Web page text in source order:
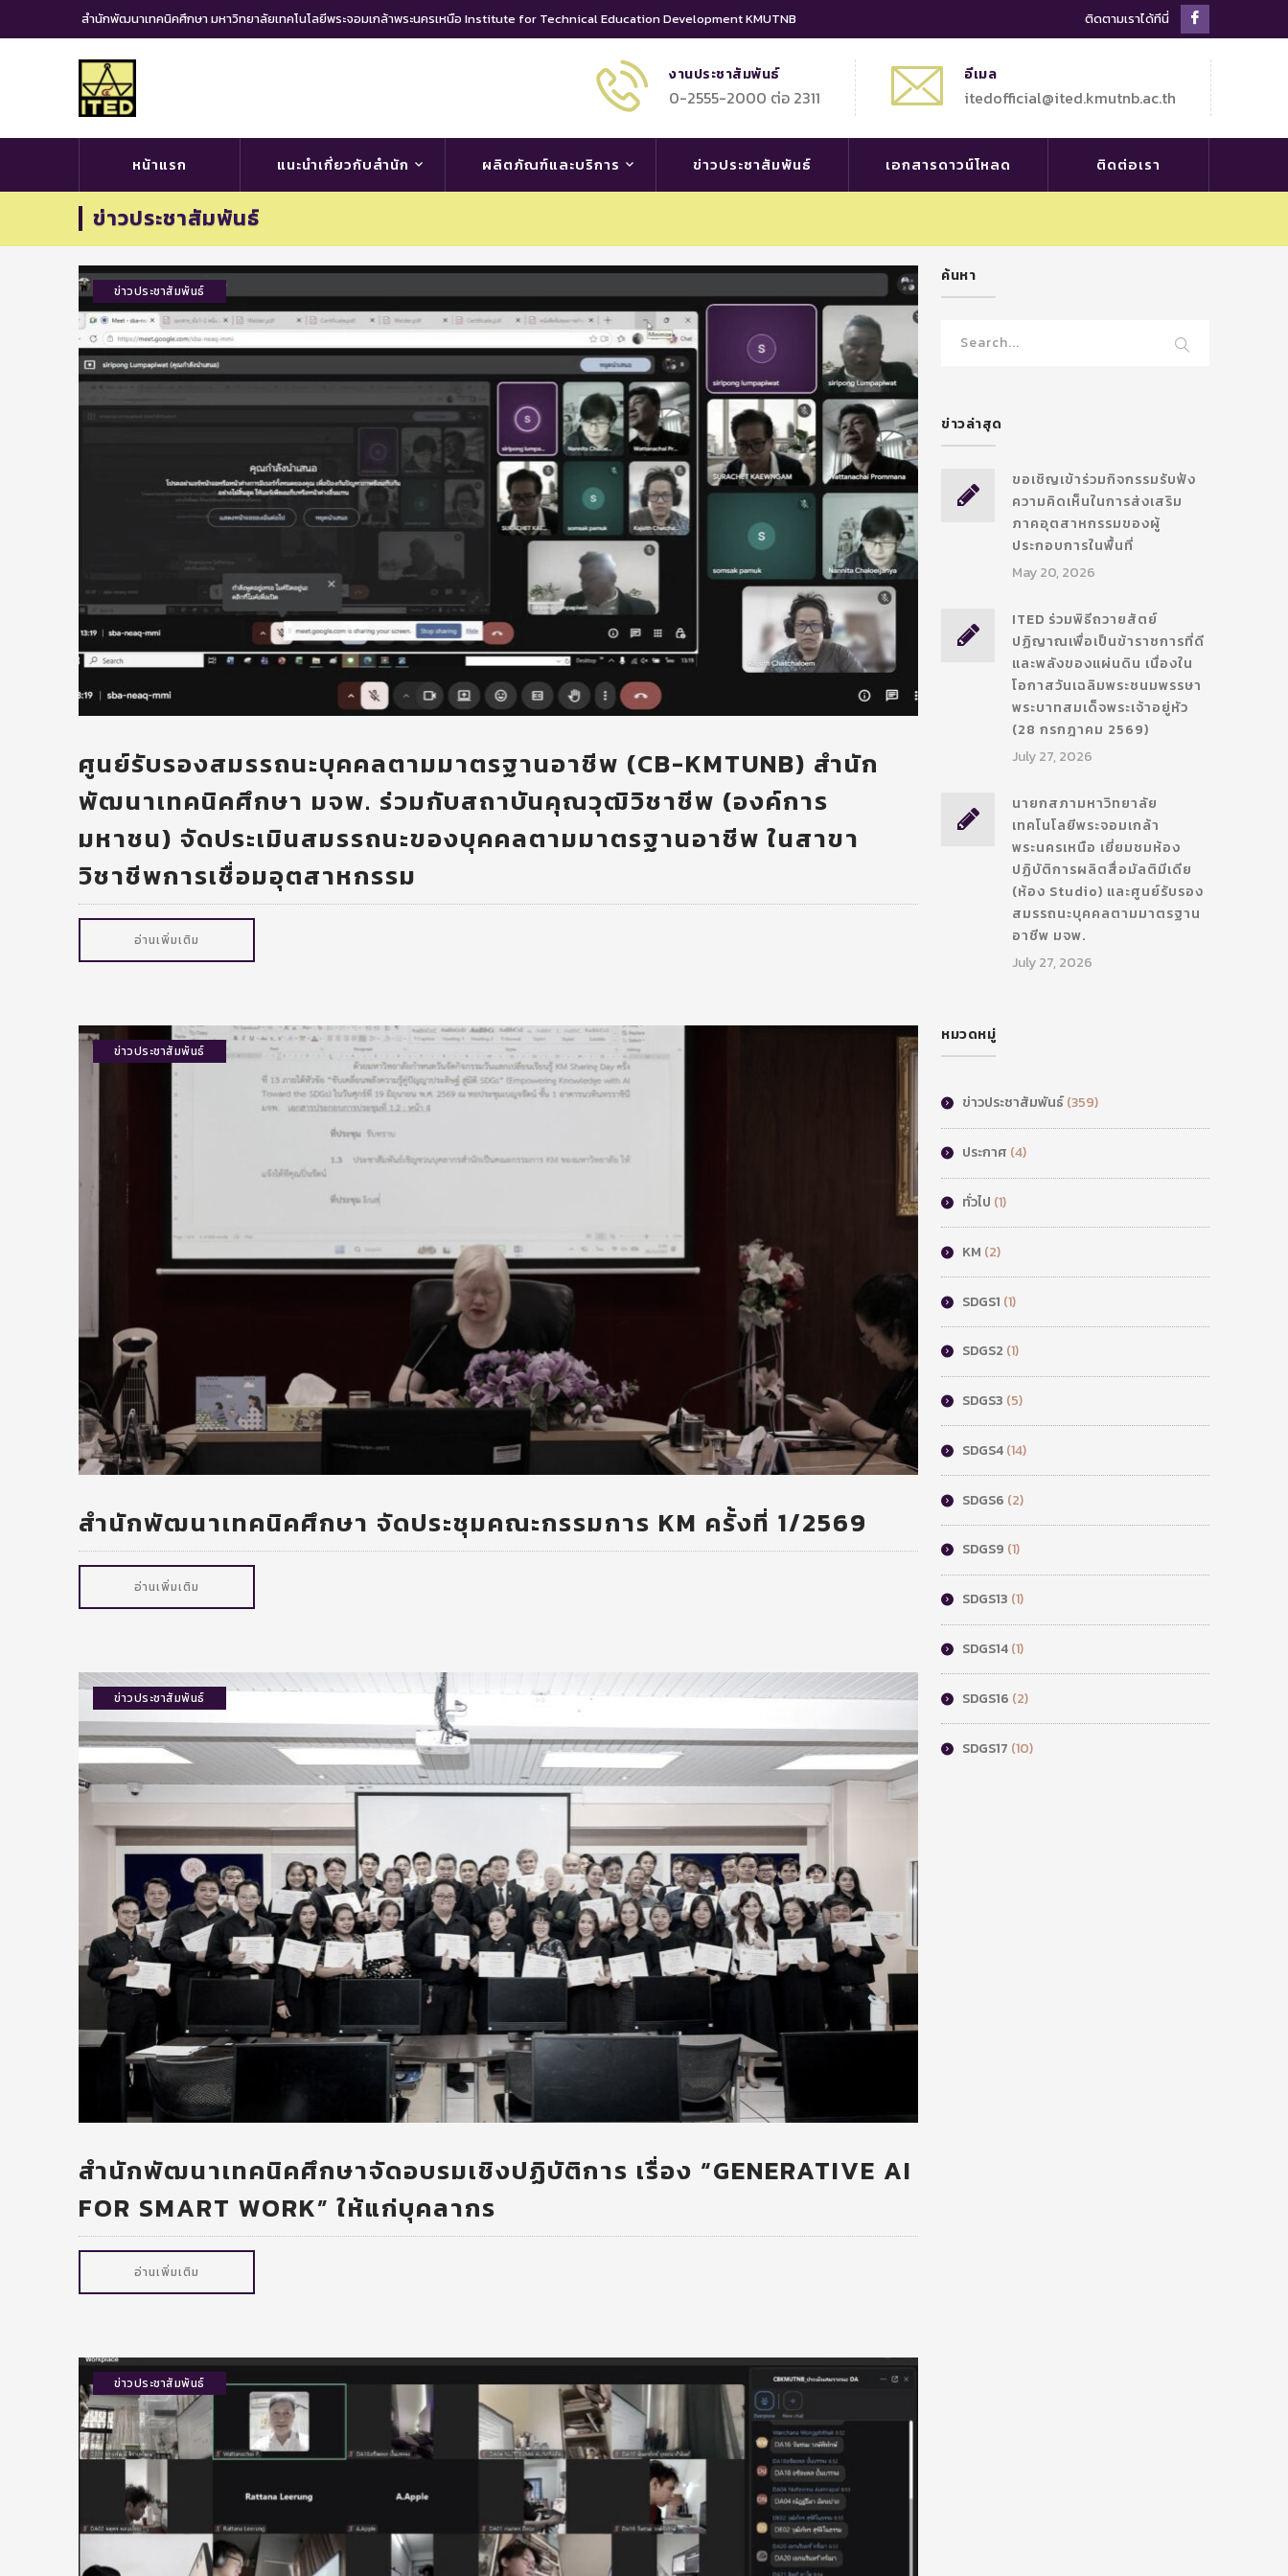
สำนักพัฒนาเทคนิคศึกษา มหาวิทยาลัยเทคโนโลยีพระจอมเกล้าพระนครเหนือ Institute for Technical Education Development KMUTNB ติดตามเราได้ทีนี่
งานประชาสัมพันธ์
0-2555-2000 ต่อ 2311
อีเมล
itedofficial@ited.kmutnb.ac.th
หน้าแรก แนะนำเกี่ยวกับสำนัก ผลิตภัณฑ์และบริการ ข่าวประชาสัมพันธ์ เอกสารดาวน์โหลด ติดต่อเรา
ข่าวประชาสัมพันธ์
ข่าวประชาสัมพันธ์
ศูนย์รับรองสมรรถนะบุคคลตามมาตรฐานอาชีพ (CB-KMTUNB) สำนัก
พัฒนาเทคนิคศึกษา มจพ. ร่วมกับสถาบันคุณวุฒิวิชาชีพ (องค์การ
มหาชน) จัดประเมินสมรรถนะของบุคคลตามมาตรฐานอาชีพ ในสาขา
วิชาชีพการเชื่อมอุตสาหกรรม
อ่านเพิ่มเติม
ข่าวประชาสัมพันธ์
สำนักพัฒนาเทคนิคศึกษา จัดประชุมคณะกรรมการ KM ครั้งที่ 1/2569
อ่านเพิ่มเติม
ข่าวประชาสัมพันธ์
สำนักพัฒนาเทคนิคศึกษาจัดอบรมเชิงปฏิบัติการ เรื่อง “GENERATIVE AI
FOR SMART WORK” ให้แก่บุคลากร
อ่านเพิ่มเติม
ข่าวประชาสัมพันธ์
ค้นหา
ข่าวล่าสุด
ขอเชิญเข้าร่วมกิจกรรมรับฟัง
ความคิดเห็นในการส่งเสริม
ภาคอุตสาหกรรมของผู้
ประกอบการในพื้นที่
May 20, 2026
ITED ร่วมพิธีถวายสัตย์
ปฏิญาณเพื่อเป็นข้าราชการที่ดี
และพลังของแผ่นดิน เนื่องใน
โอกาสวันเฉลิมพระชนมพรรษา
พระบาทสมเด็จพระเจ้าอยู่หัว
(28 กรกฎาคม 2569)
July 27, 2026
นายกสภามหาวิทยาลัย
เทคโนโลยีพระจอมเกล้า
พระนครเหนือ เยี่ยมชมห้อง
ปฏิบัติการผลิตสื่อมัลติมีเดีย
(ห้อง Studio) และศูนย์รับรอง
สมรรถนะบุคคลตามมาตรฐาน
อาชีพ มจพ.
July 27, 2026
หมวดหมู่
ข่าวประชาสัมพันธ์(359)
ประกาศ (4)
ทั่วไป (1)
KM (2)
SDGS1 (1)
SDGS2 (1)
SDGS3 (5)
SDGS4(14)
SDGS6 (2)
SDGS9 (1)
SDGS13 (1)
SDGS14(1)
SDGS16 (2)
SDGS17 (10)